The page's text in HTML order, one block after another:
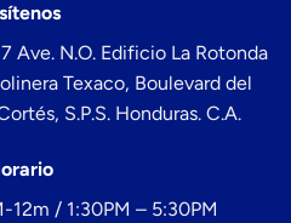
Ave. N.O. Edificio La Rotonda
Texaco, Boulevard del
S.P.S. Honduras. C.A.
12m / 1:30PM – 5:30PM